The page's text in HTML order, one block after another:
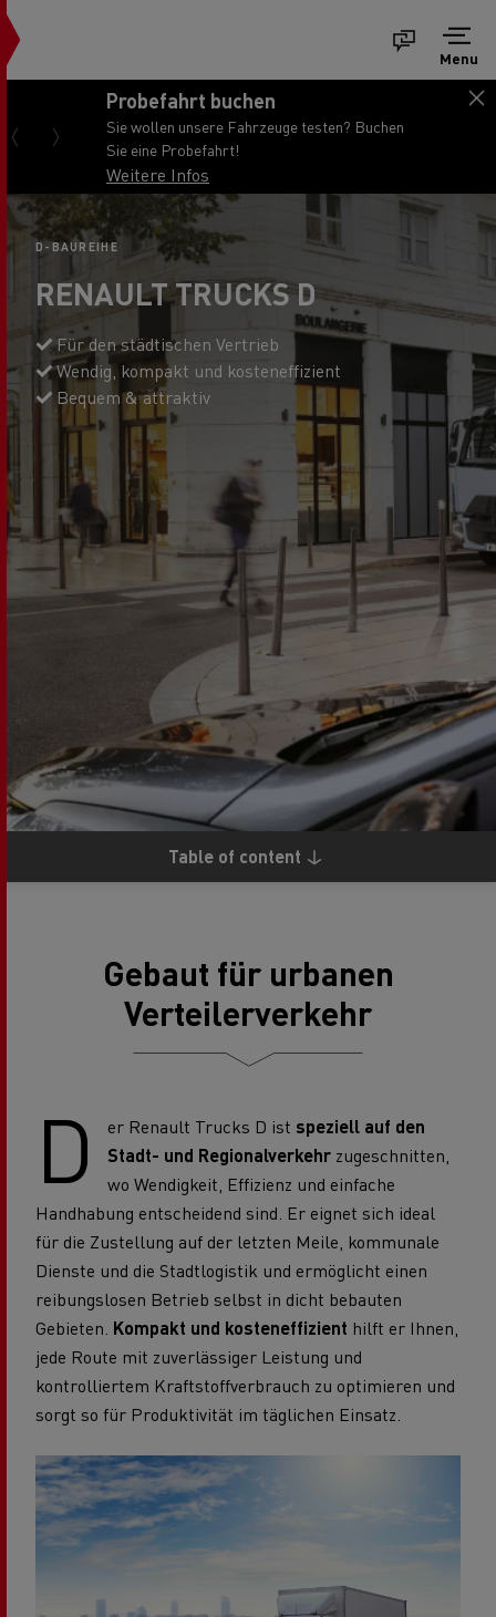
Menu
Probefahrt buchen
Sie wollen unsere Fahrzeuge testen? Buchen
Sie eine Probefahrt!
Weitere Infos
D-BAUREIHE
RENAULT TRUCKS D
Für den städtischen Vertrieb
Wendig, kompakt und kosteneffizient
Bequem & attraktiv
Table of content
Gebaut für urbanen
Verteilerverkehr
D er Renault Trucks D ist speziell auf den
Stadt- und Regionalverkehr zugeschnitten,
wo Wendigkeit, Effizienz und einfache
Handhabung entscheidend sind. Er eignet sich ideal
für die Zustellung auf der letzten Meile, kommunale
Dienste und die Stadtlogistik und ermöglicht einen
reibungslosen Betrieb selbst in dicht bebauten
Gebieten. Kompakt und kosteneffizient hilft er Ihnen,
jede Route mit zuverlässiger Leistung und
kontrolliertem Kraftstoffverbrauch zu optimieren und
sorgt so für Produktivität im täglichen Einsatz.